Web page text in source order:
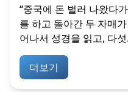
“중국에 돈 벌러 나왔다
를 하고 돌아간 두 자매
어나서 성경을 읽고, 다섯
더보기